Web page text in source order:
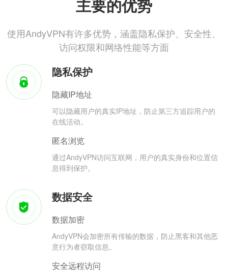
主要的优势
使用AndyVPN有许多优势，涵盖隐私保护、安全性、
访问权限和网络性能等方面
隐私保护
隐藏IP地址
可以隐藏用户的真实IP地址，防止第三方追踪用户的
在线活动。
匿名浏览
通过AndyVPN访问互联网，用户的真实身份和位置信
息得到保护。
数据安全
数据加密
AndyVPN会加密所有传输的数据，防止黑客和其他恶
意行为者窃取信息。
安全远程访问